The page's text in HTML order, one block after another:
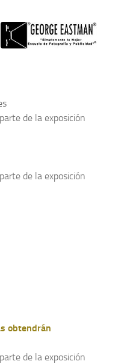
de la exposición
de la exposición
obtendrán
de la exposición